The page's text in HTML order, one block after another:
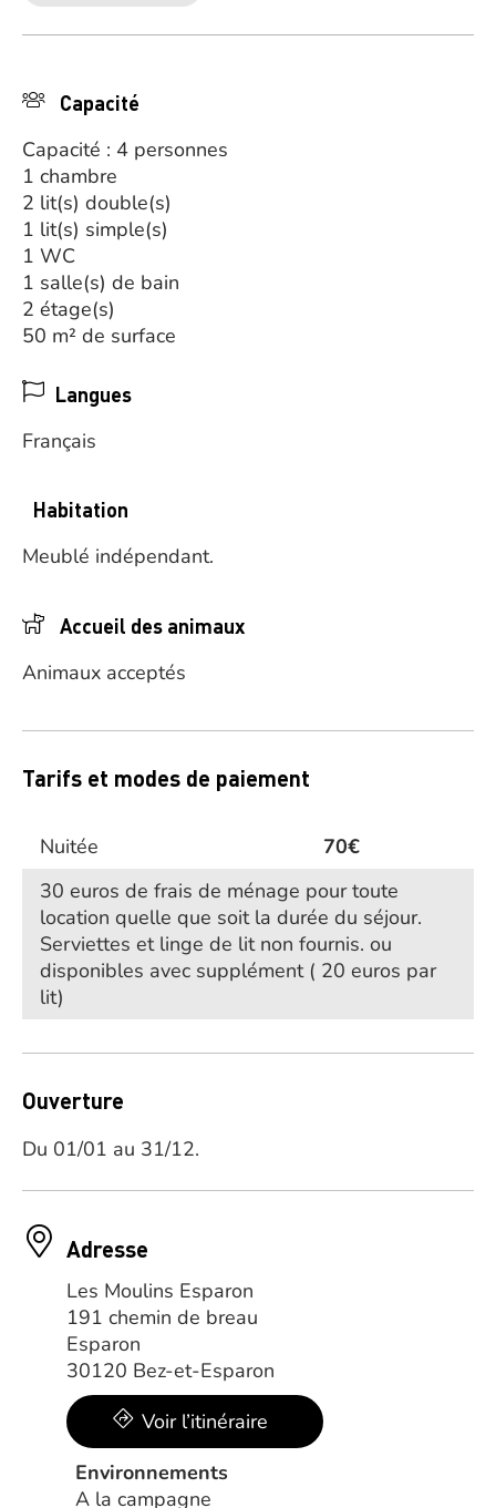
Capacité
Capacité : 4 personnes
1 chambre
2 lit(s) double(s)
1 lit(s) simple(s)
1 WC
1 salle(s) de bain
2 étage(s)
50 m² de surface
Langues
Français
Habitation
Meublé indépendant.
Accueil des animaux
Animaux acceptés
Tarifs et modes de paiement
Nuitée
70€
30 euros de frais de ménage pour toute
location quelle que soit la durée du séjour.
Serviettes et linge de lit non fournis. ou
disponibles avec supplément ( 20 euros par
lit)
Ouverture
Du 01/01 au 31/12.
Adresse
Les Moulins Esparon
191 chemin de breau
Esparon
30120 Bez-et-Esparon
Voir l’itinéraire
Environnements
A la campagne